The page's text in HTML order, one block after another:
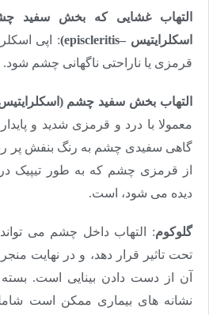
التهاب غشایی که بخش سفید
اسکلرایتیس –episcleritis
): اپی
قرمزی یا ناراحتی ناگهانی چشم شود.
التهاب بخش سفید چشم
معمولا با درد و قرمزی شدید و
گاهی سفیدی چشم به رنگ بنفش پر
از قرمزی چشم که به طور تیپیک در
دیده می شود، است.
گلوکوم: التهاب داخل چشم می
تحت تاثیر قرار دهد، و در نهایت
آن از دست دادن بینایی است. بسته
نشانه های بیماری ممکن است